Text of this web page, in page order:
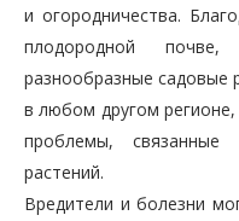
и огородничества.
плодородной
разнообразные садовые
в любом другом
проблемы,
растений.
Вредители и болезни